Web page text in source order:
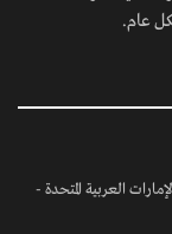
عام.
العربية المتحدة -